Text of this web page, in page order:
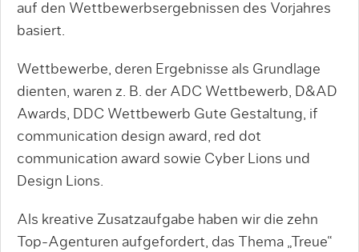
auf den Wettbewerbsergebnissen des Vorjahres
basiert.
Wettbewerbe, deren Ergebnisse als Grundlage
dienten, waren z. B. der ADC Wettbewerb, D&AD
Awards, DDC Wettbewerb Gute Gestaltung, if
communication design award, red dot
communication award sowie Cyber Lions und
Design Lions.
Als kreative Zusatzaufgabe haben wir die zehn
Top-Agenturen aufgefordert, das Thema „Treue“